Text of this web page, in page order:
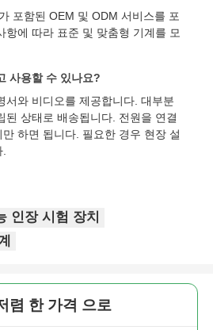
포함된 OEM 및 ODM 서비스를 포
항에 따라 표준 및 맞춤형 기계를 모
사용할 수 있나요?
서와 비디오를 제공합니다. 대부분
된 상태로 배송됩니다. 전원을 연결
하면 됩니다. 필요한 경우 현장 설
인장 시험 장치
렴 한 가격 으로